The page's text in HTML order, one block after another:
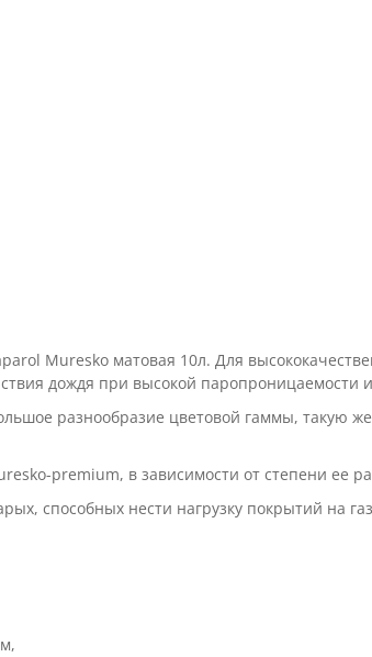
Muresko матовая 10л. Для
дождя при высокой паропроницаемости и
разнообразие цветовой гаммы, такую
premium, в зависимости от степени ее
способных нести нагрузку покрытий на